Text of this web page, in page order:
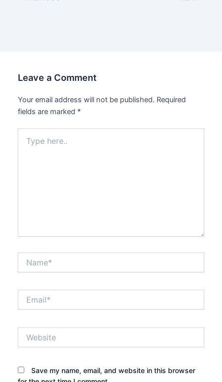
Leave a Comment
Your email address will not be published. Required
fields are marked *
here..
Save my name, email, and website in this browser